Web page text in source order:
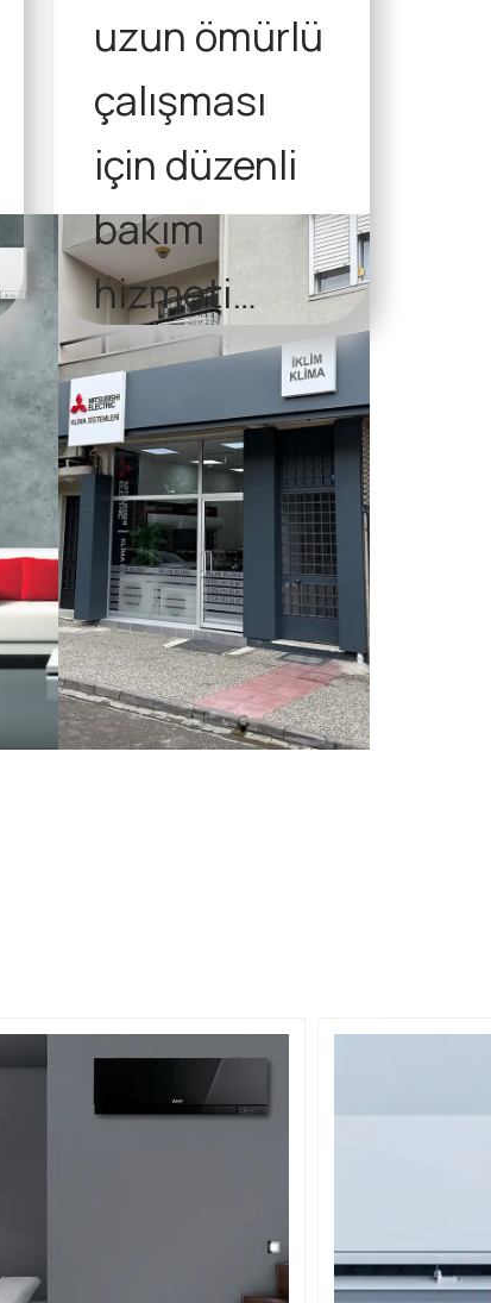
uzun ömürlü
çalışması
için düzenli
bakım
hizmeti
sunuyoruz.